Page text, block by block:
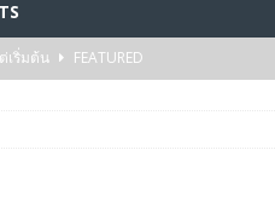
เริ่มต้น
FEATURED
ตสาหกรรมเกมในฟิลิปปินส์